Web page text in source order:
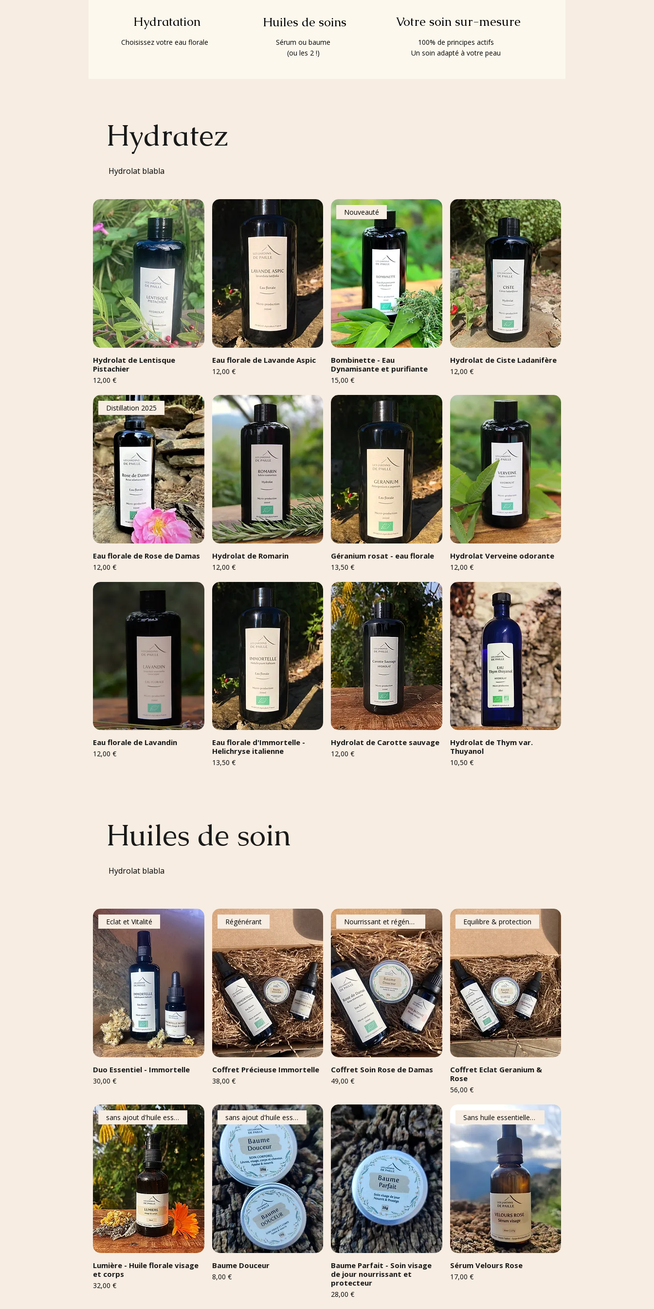
Hydratation
Choisissez votre eau florale
Huiles de soins
Sérum ou baume
(ou les 2 !)
Votre soin sur-mesure
100% de principes actifs
Un soin adapté à votre peau
Hydratez
Hydrolat blabla
Hydrolat de Lentisque
Pistachier
Prix
12,00 €
Eau florale de Lavande Aspic
Prix
12,00 €
Nouveauté
Bombinette - Eau
Dynamisante et purifiante
Prix
15,00 €
Hydrolat de Ciste Ladanifère
Prix
12,00 €
Distillation 2025
Eau florale de Rose de Damas
Prix
12,00 €
Hydrolat de Romarin
Prix
12,00 €
Géranium rosat - eau florale
Prix
13,50 €
Hydrolat Verveine odorante
Prix
12,00 €
Eau florale de Lavandin
Prix
12,00 €
Eau florale d'Immortelle -
Helichryse italienne
Prix
13,50 €
Hydrolat de Carotte sauvage
Prix
12,00 €
Hydrolat de Thym var.
Thuyanol
Prix
10,50 €
Huiles de soin
Hydrolat blabla
Eclat et Vitalité
Duo Essentiel - Immortelle
Prix
30,00 €
Régénérant
Coffret Précieuse Immortelle
Prix
38,00 €
Nourrissant et régénérant
Coffret Soin Rose de Damas
Prix
49,00 €
Equilibre & protection
Coffret Eclat Geranium &
Rose
Prix
56,00 €
sans ajout d'huile essentielle
Lumière - Huile florale visage
et corps
Prix
32,00 €
sans ajout d'huile essentielle
Baume Douceur
Prix
8,00 €
Baume Parfait - Soin visage
de jour nourrissant et
protecteur
Prix
28,00 €
Sans huile essentielle ajoutée
Sérum Velours Rose
Prix
17,00 €